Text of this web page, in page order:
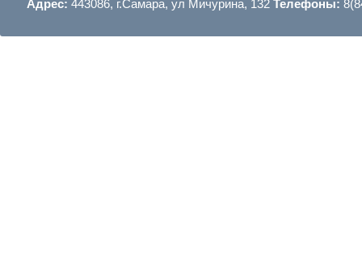
Адрес: 443086, г.Самара, ул Мичурина, 132 Телефоны: